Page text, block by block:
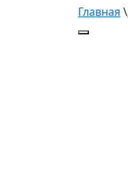
Главная \